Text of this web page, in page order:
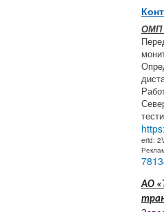
ОМП
erid:
АО